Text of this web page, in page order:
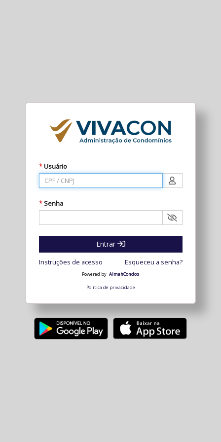
* Usuário
* Senha
Entrar
Instruções de acesso Esqueceu a senha?
Powered by AlmahCondos
Política de privacidade